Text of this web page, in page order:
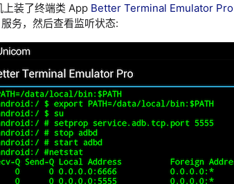
上装了终端类 App Better Terminal Emulator Pro
服务，然后查看监听状态: